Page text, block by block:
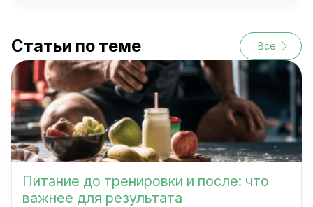
Статьи по теме Все
Питание до тренировки и после: что
важнее для результата